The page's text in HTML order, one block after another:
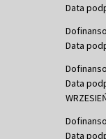
Data
Data
Data
Data